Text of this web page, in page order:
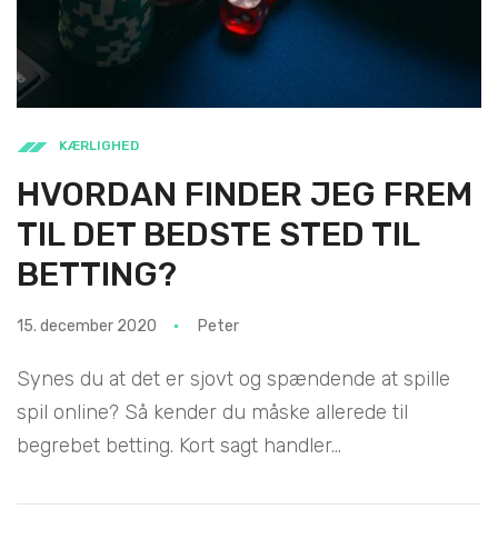
KÆRLIGHED
HVORDAN FINDER JEG FREM
TIL DET BEDSTE STED TIL
BETTING?
15. december 2020 Peter
Synes du at det er sjovt og spændende at spille
spil online? Så kender du måske allerede til
begrebet betting. Kort sagt handler...